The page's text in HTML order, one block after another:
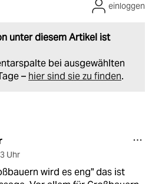
unter diesem Artikel ist
bei ausgewählten
– hier sind sie zu finden.
einloggen
Uhr
wird es eng" das ist